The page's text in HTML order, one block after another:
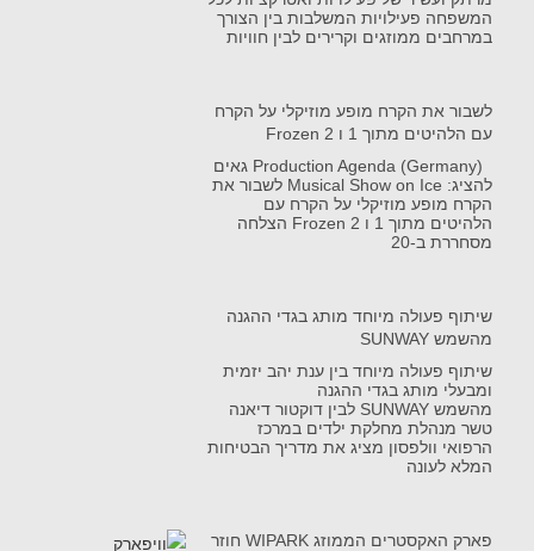
המשפחה פעילויות המשלבות בין הצורך
במרחבים ממוזגים וקרירים לבין חוויות
לשבור את הקרח מופע מוזיקלי על הקרח
עם הלהיטים מתוך 1 ו Frozen 2
Production Agenda (Germany) גאים
להציג: Musical Show on Ice לשבור את
הקרח מופע מוזיקלי על הקרח עם
הלהיטים מתוך 1 ו Frozen 2 הצלחה
מסחררת ב-20
שיתוף פעולה מיוחד מותג בגדי ההגנה
מהשמש SUNWAY
שיתוף פעולה מיוחד בין ענת יהב יזמית
ומבעלי מותג בגדי ההגנה
מהשמש SUNWAY לבין דוקטור דיאנה
טשר מנהלת מחלקת ילדים במרכז
הרפואי וולפסון מציג את מדריך הבטיחות
המלא לעונה
פארק האקסטרים הממוזג WIPARK חוזר